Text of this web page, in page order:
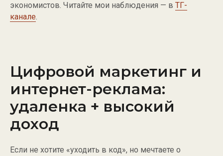
экономистов. Читайте мои наблюдения — в ТГ-
канале.
Цифровой маркетинг и
интернет-реклама:
удаленка + высокий
доход
Если не хотите «уходить в код», но мечтаете о